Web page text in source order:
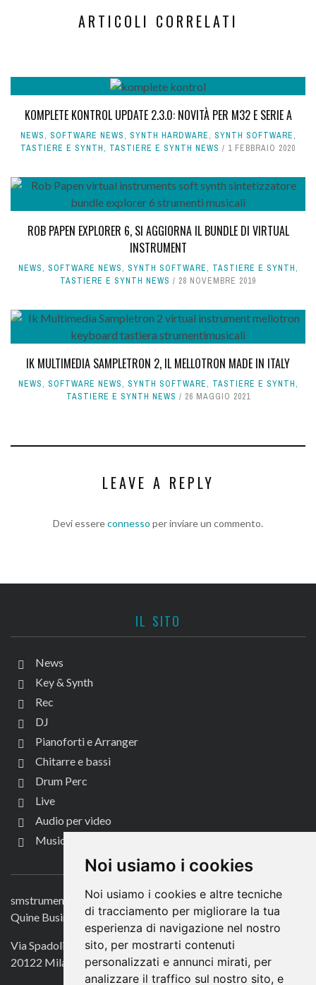
Noi usiamo i cookies
Noi usiamo i cookies e altre tecniche
di tracciamento per migliorare la tua
esperienza di navigazione nel nostro
sito, per mostrarti contenuti
personalizzati e annunci mirati, per
analizzare il traffico sul nostro sito, e
ARTICOLI CORRELATI
KOMPLETE KONTROL UPDATE 2.3.0: NOVITÀ PER M32 E SERIE A
NEWS, SOFTWARE NEWS, SYNTH HARDWARE, SYNTH SOFTWARE,
TASTIERE E SYNTH, TASTIERE E SYNTH NEWS 1 FEBBRAIO 2020
ROB PAPEN EXPLORER 6, SI AGGIORNA IL BUNDLE DI VIRTUAL
INSTRUMENT
NEWS, SOFTWARE NEWS, SYNTH SOFTWARE, TASTIERE E SYNTH,
TASTIERE E SYNTH NEWS
28 NOVEMBRE 2019
IK MULTIMEDIA SAMPLETRON 2, IL MELLOTRON MADE IN ITALY
NEWS, SOFTWARE NEWS, SYNTH SOFTWARE, TASTIERE E SYNTH,
TASTIERE E SYNTH NEWS
26 MAGGIO 2021
LEAVE A REPLY
Devi essereconnesso per inviare un commento.
IL SITO
News
Key & Synth
Rec
DJ
Pianoforti e Arranger
Chitarre e bassi
Drum Perc
Live
Audio per video
Music Life
CONTATTACI
smstrumentimusicali.it
Quine Business Publisher
Via Spadolini 7
20122 Milano